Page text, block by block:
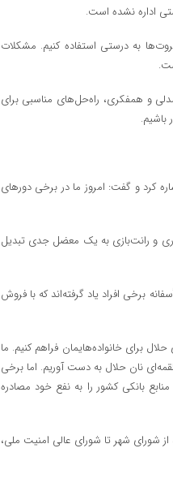
اداره نشده است.
به درستی استفاده کنیم. مشکلات
و همفکری، راه‌حل‌های مناسبی برای
باشیم.
کرد و گفت: امروز ما در برخی دورهای
و رانت‌بازی به یک معضل جدی تبدیل
برخی افراد یاد گرفته‌اند که با فروش
برای خانواده‌هایمان فراهم کنیم. ما
نان حلال به دست آوریم. اما برخی
بانکی کشور را به نفع خود مصادره
شورای شهر تا شورای عالی امنیت ملی،